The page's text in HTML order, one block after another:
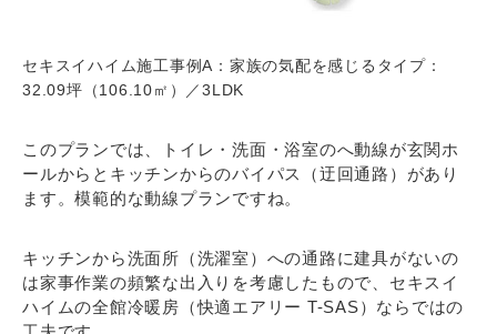
セキスイハイム施工事例A：家族の気配を感じるタイプ：
32.09坪（106.10㎡）／3LDK
このプランでは、トイレ・洗面・浴室のへ動線が玄関ホ
ールからとキッチンからのバイパス（迂回通路）があり
ます。模範的な動線プランですね。
キッチンから洗面所（洗濯室）への通路に建具がないの
は家事作業の頻繁な出入りを考慮したもので、セキスイ
ハイムの全館冷暖房（快適エアリー T-SAS）ならではの